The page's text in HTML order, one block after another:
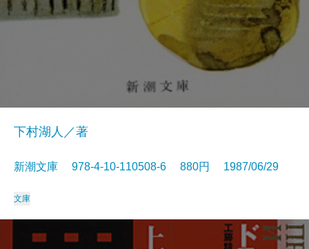
下村湖人／著
新潮文庫 978-4-10-110508-6 880円 1987/06/29
文庫